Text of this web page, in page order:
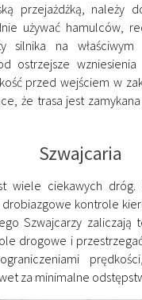
przejażdżką, należy
używać hamulców,
silnika na
ostrzejsze
przed wejściem w
że trasa jest
Szwajcaria
wiele ciekawych
kontrole
Szwajcarzy zaliczają
drogowe i
za minimalne